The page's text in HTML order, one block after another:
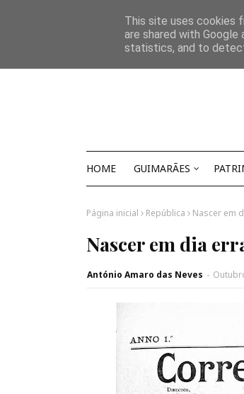
HOME GUIMARÃES
Página inicial República Nascer em
Nascer em dia
António Amaro das Neves -
This site uses cookies
are shared with
statistics, and to